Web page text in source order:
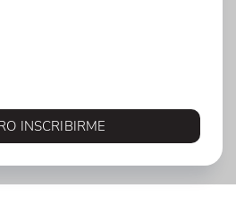
INSCRIBIRME